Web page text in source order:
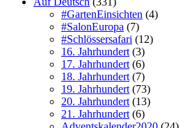
#GartenEinsichten (4)
#SalonEuropa (7)
#Schlössersafari (12)
16. Jahrhundert (3)
17. Jahrhundert (6)
18. Jahrhundert (7)
19. Jahrhundert (73)
20. Jahrhundert (13)
21. Jahrhundert (6)